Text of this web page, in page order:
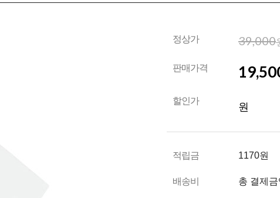
정상가 39,000
판매가격
할인가 원
적립금 1170원
배송비 총 결제